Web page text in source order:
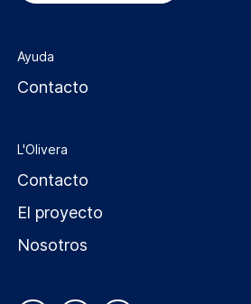
Ayuda
Contacto
L'Olivera
Contacto
El proyecto
Nosotros